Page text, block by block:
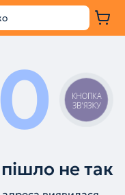
0
не так
КНОПКА
ЗВ'ЯЗКУ